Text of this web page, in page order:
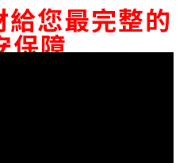
您最完整的
保障